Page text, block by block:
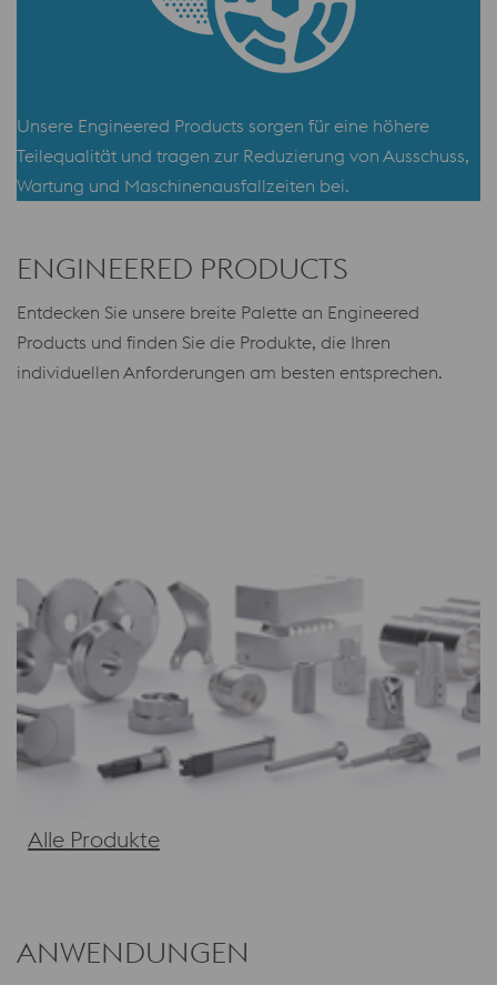
Unsere Engineered Products sorgen für eine höhere
Teilequalität und tragen zur Reduzierung von Ausschuss,
Wartung und Maschinenausfallzeiten bei.
ENGINEERED PRODUCTS
Entdecken Sie unsere breite Palette an Engineered
Products und finden Sie die Produkte, die Ihren
individuellen Anforderungen am besten entsprechen.
Alle Produkte
ANWENDUNGEN